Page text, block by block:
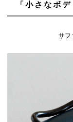
「小さなボ
サ